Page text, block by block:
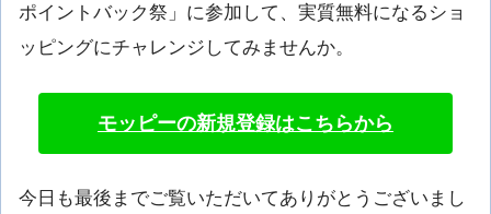
ポイントバック祭」に参加して、実質無料になるショ
ッピングにチャレンジしてみませんか。
モッピーの新規登録はこちらから
今日も最後までご覧いただいてありがとうございまし